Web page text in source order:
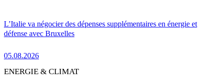
L’Italie va négocier des dépenses supplémentaires en énergie et
défense avec Bruxelles
05.08.2026
ENERGIE & CLIMAT